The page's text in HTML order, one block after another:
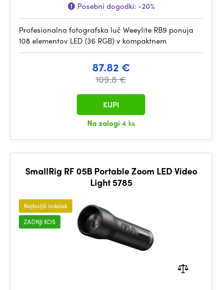
Posebni dogodki: -20%
Profesionalna fotografska luč Weeylite RB9 ponuja
108 elementov LED (36 RGB) v kompaktnem
87.82 €
109.8 €
Na zalogi 4 ks
KUPI
SmallRig RF 05B Portable Zoom LED Video
Light 5785
Najboljši izdelek
ZADNJI KOS